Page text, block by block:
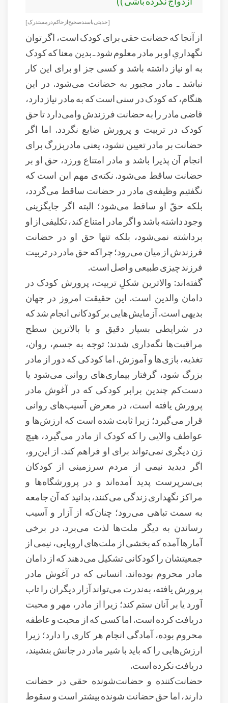
[ حديثی با سند صحیح از حاكم در مستدرک ]
از آنجا که حضانت حقی برای کودک است، اگر توان
نگهداریِ او بر مادر معلوم شود ـ بدین معنا که کودک
به او نیاز داشته باشد و کسی جز او برای این کار
نباشد ـ مادر مجبور به حضانت می‌شود. در این
هنگام، که کودک در سنی است که به مادر نیاز دارد،
قاضی مادر را به حضانت فرزندش وامی‌دارد تا حق
کودک در تربیت و پرورش ضایع نگردد. اما اگر
حضانت بر مادر تعیین نشود، یعنی مادربزرگ برای
انجام آن پذیرا باشد و مادر امتناع ورزد، حق او بر
حضانت ساقط می‌شود. نکته‌ی مهم این است که
نگفتیم وظیفه‌ی مادر در حضانت ساقط می‌گردد،
بلکه حقّ او ساقط می‌شود؛ البته اگر جایگزینی
وجود داشته باشد و اگر مادر امتناع کند، تکلیفی از او
برداشته نمی‌شود، بلکه تنها حق او در حضانت
فرزندش از میان می‌رود؛ چراکه حق مادر در تربیت
فرزند چیزی طبیعی و اصل است.
گفته‌اند: والاترین شکلِ تربیت، پرورش کودک در
دامان والدین است. این حقیقت امروز در جهان
بدیهی است. آزمایش‌هایی بر کودکانی انجام شد که
در شرایطی بسیار دقیق و با بالاترین سطح
مراقبت‌ها نگه‌داری شدند: توجه به جسم، روان،
تغذیه، بازی‌ها و آموزش. اما کودکی که دور از مادر
بزرگ شود، گرفتار بیماری‌های روانی می‌شود یا
دست‌کم چندین برابر کودکی که در آغوش مادر
پرورش یافته است، در معرض آسیب‌های روانی
قرار می‌گیرد؛ زیرا ثابت شده است که ارزش‌ها و
عواطف والایی را که کودک از مادر می‌گیرد، هیچ
زن دیگری نمی‌تواند برای او فراهم کند. از این‌رو،
اگر دیدید نیمی از مردم سرزمینی از کودکان
بی‌سرپرست پدید آمده‌اند و در پرورشگاه‌ها و
مراکز نگهداری زندگی می‌کنند، بدانید که آن جامعه
به سمت تباهی می‌رود؛ چنان‌که از آزار و آسیب
رساندن به دیگر ملت‌ها لذت می‌برد. در برخی
آمارها آمده که بخشی از ملت‌های اروپایی، نیمی از
جمعیتشان را کودکانی تشکیل می‌دهند که از دامان
مادر محروم بوده‌اند. انسانی که در آغوش مادر
پرورش یافته، به‌ندرت می‌تواند آزار دیگران را تاب
آورد یا بر آنان ستم کند؛ زیرا از مادر، مهر و محبت
دریافت کرده است. اما کسی که از محبت و عاطفه
محروم بوده، آمادگی انجام هر کاری را دارد؛ زیرا
ارزش‌هایی را که باید با شیر مادر در جانش بنشیند،
دریافت نکرده است.
حضانت‌کننده و حضانت‌شونده حقی در حضانت
دارند، اما حق حضانت شونده بیشتر است و سقوط